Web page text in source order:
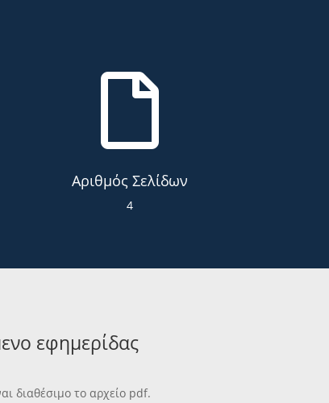

Αριθμός Σελίδων
4
εφημερίδας
διαθέσιμο το αρχείο pdf.